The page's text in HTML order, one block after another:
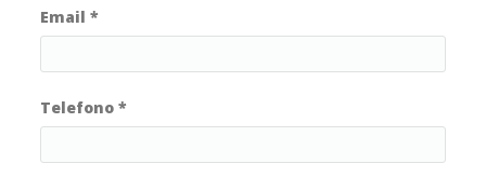
Email *
Telefono *